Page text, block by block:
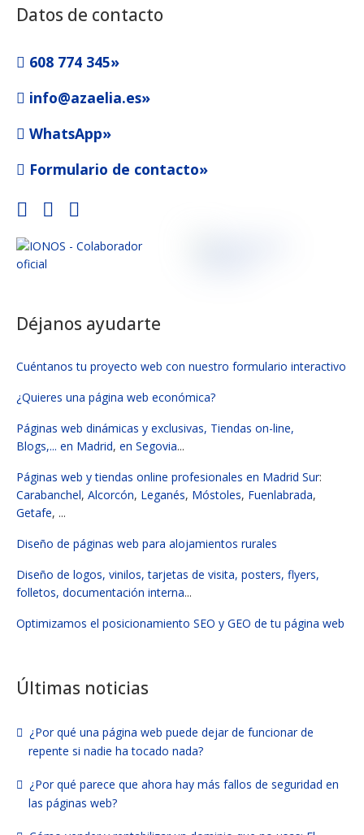
Déjanos ayudarte
Cuéntanos tu proyecto web con nuestro formulario interactivo
¿Quieres una página web económica?
Páginas web dinámicas y exclusivas, Tiendas on-line,
Blogs,... en Madrid, en Segovia...
Páginas web y tiendas online profesionales en Madrid Sur:
Carabanchel, Alcorcón, Leganés, Móstoles, Fuenlabrada,
Getafe, ...
Diseño de páginas web para alojamientos rurales
Diseño de logos, vinilos, tarjetas de visita, posters, flyers,
folletos, documentación interna...
Optimizamos el posicionamiento SEO y GEO de tu página web
Últimas noticias
¿Por qué una página web puede dejar de funcionar de
repente si nadie ha tocado nada?
¿Por qué parece que ahora hay más fallos de seguridad en
las páginas web?
Datos de contacto
608 774 345»
info@azaelia.es»
WhatsApp»
Formulario de contacto»